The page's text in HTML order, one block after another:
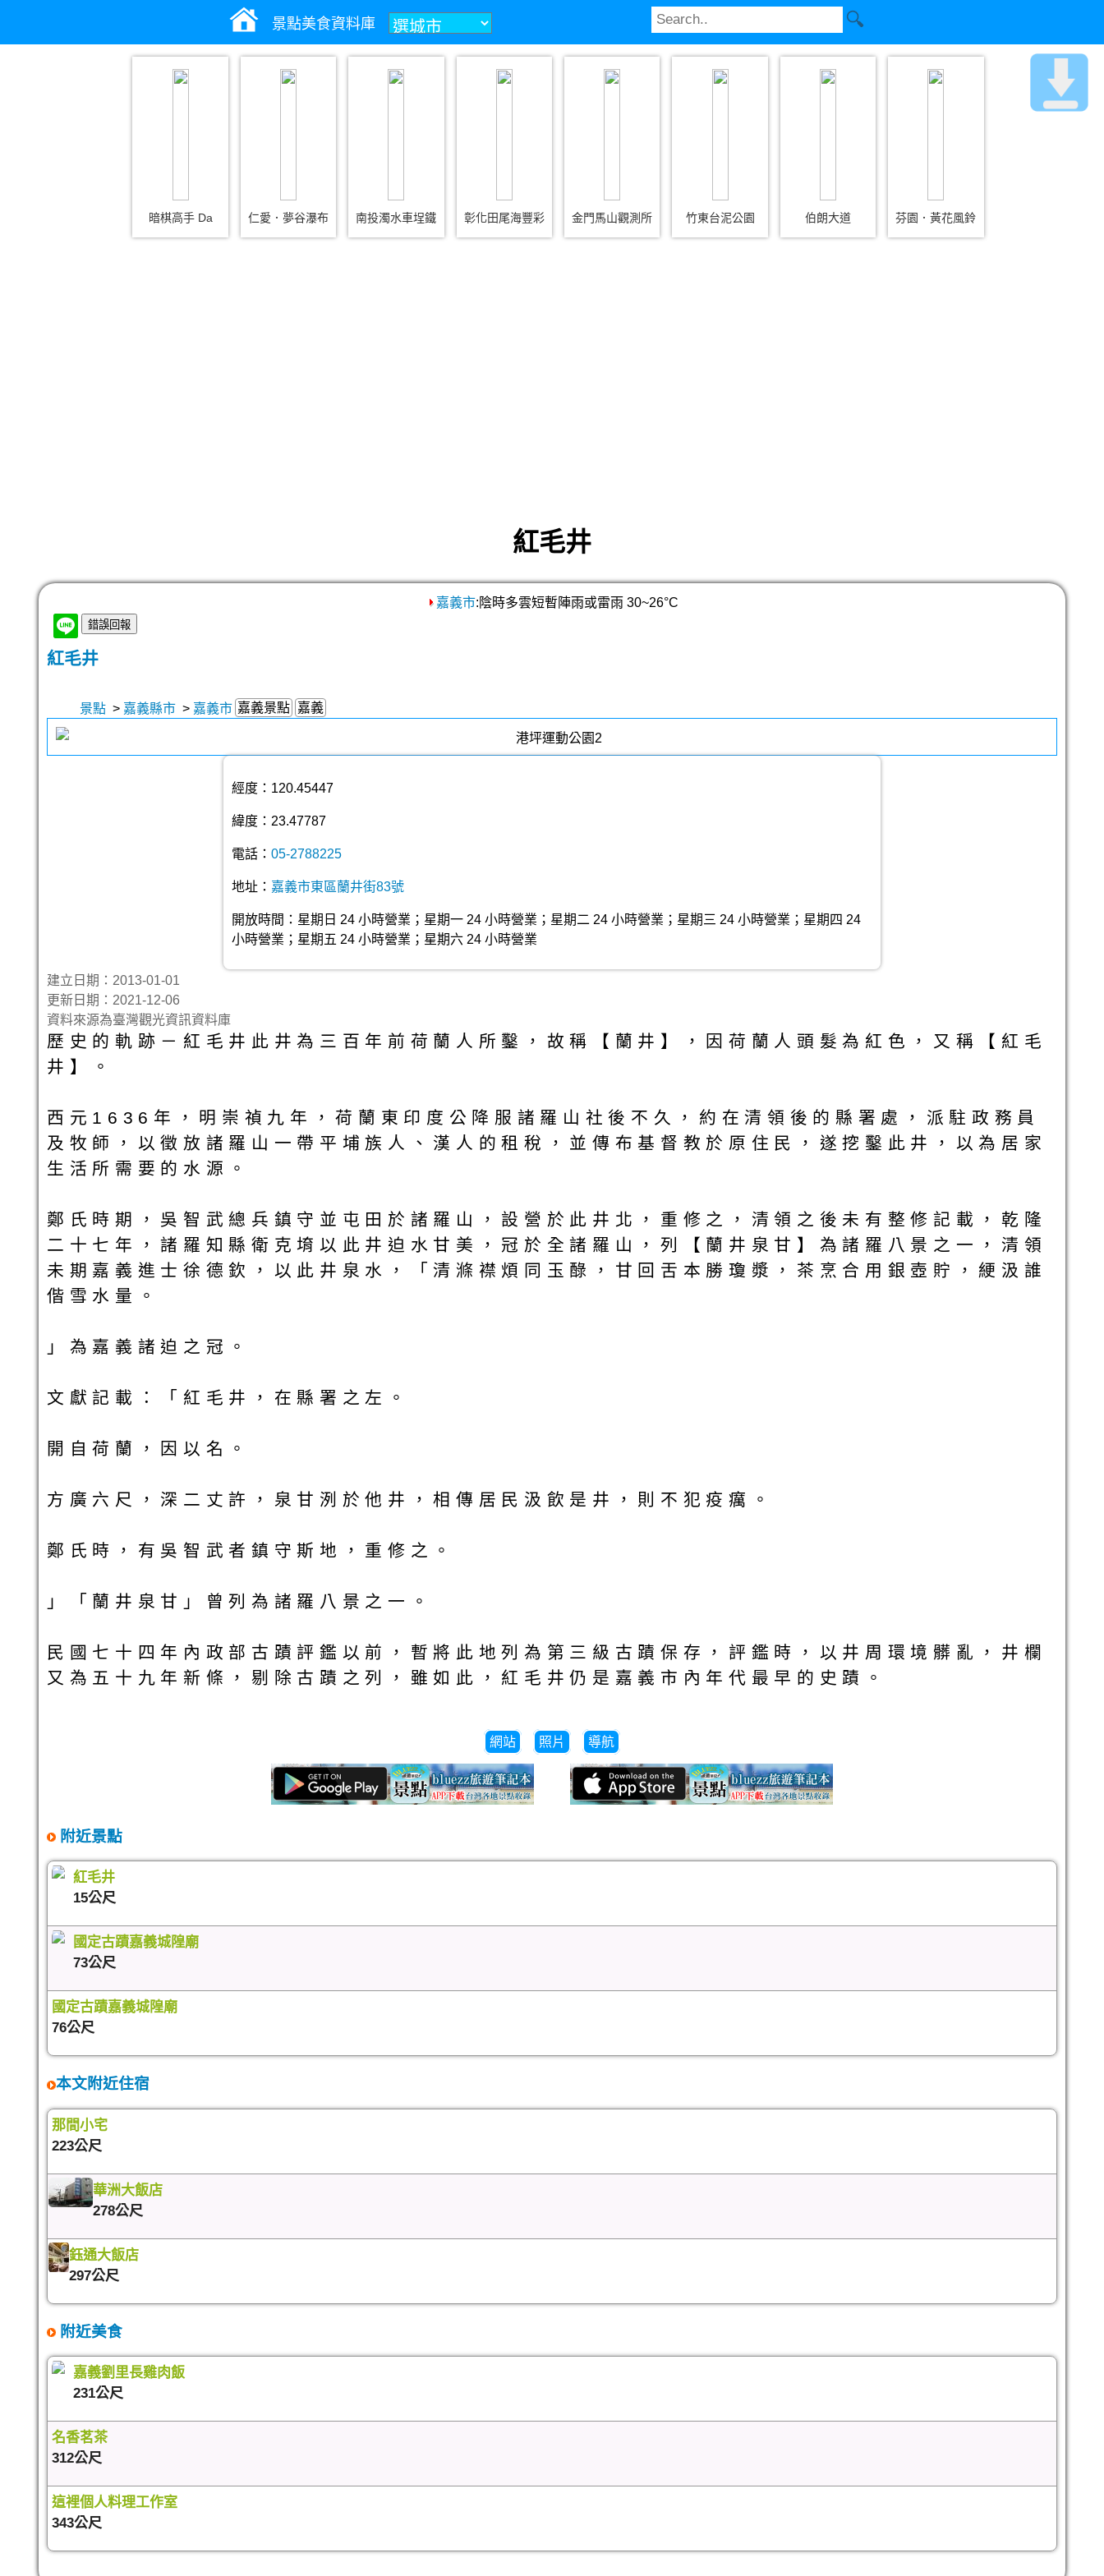
景點美食資料庫
暗棋高手 Da 仁愛．夢谷瀑布 南投濁水車埕鐵 彰化田尾海豐彩 金門馬山觀測所 竹東台泥公園 伯朗大道 芬園．黃花風鈴
紅毛井
嘉義市:陰時多雲短暫陣雨或雷雨 30~26°C
紅毛井
景點 > 嘉義縣市 > 嘉義市 嘉義景點 嘉義
經度：120.45447
緯度：23.47787
電話： 05-2788225
地址： 嘉義市東區蘭井街83號
開放時間：星期日 24 小時營業；星期一 24 小時營業；星期二 24 小時營業；星期三 24 小時營業；星期四 24
小時營業；星期五 24 小時營業；星期六 24 小時營業
建立日期：2013-01-01
更新日期：2021-12-06
資料來源為臺灣觀光資訊資料庫
歷史的軌跡－紅毛井此井為三百年前荷蘭人所鑿，故稱【蘭井】，因荷蘭人頭髮為紅色，又稱【紅毛
井】。
西元1636年，明崇禎九年，荷蘭東印度公降服諸羅山社後不久，約在清領後的縣署處，派駐政務員
及牧師，以徵放諸羅山一帶平埔族人、漢人的租稅，並傳布基督教於原住民，遂挖鑿此井，以為居家
生活所需要的水源。
鄭氏時期，吳智武總兵鎮守並屯田於諸羅山，設營於此井北，重修之，清領之後未有整修記載，乾隆
二十七年，諸羅知縣衛克堉以此井迫水甘美，冠於全諸羅山，列【蘭井泉甘】為諸羅八景之一，清領
未期嘉義進士徐德欽，以此井泉水，「清滌襟煩同玉醁，甘回舌本勝瓊漿，茶烹合用銀壺貯，綆汲誰
偕雪水量。
」為嘉義諸迫之冠。
文獻記載：「紅毛井，在縣署之左。
開自荷蘭，因以名。
方廣六尺，深二丈許，泉甘洌於他井，相傳居民汲飲是井，則不犯疫癘。
鄭氏時，有吳智武者鎮守斯地，重修之。
」「蘭井泉甘」曾列為諸羅八景之一。
民國七十四年內政部古蹟評鑑以前，暫將此地列為第三級古蹟保存，評鑑時，以井周環境髒亂，井欄
又為五十九年新條，剔除古蹟之列，雖如此，紅毛井仍是嘉義市內年代最早的史蹟。
網站 照片 導航
附近景點
紅毛井
15公尺
國定古蹟嘉義城隍廟
73公尺
國定古蹟嘉義城隍廟
76公尺
本文附近住宿
那間小宅
223公尺
華洲大飯店
278公尺
鈺通大飯店
297公尺
附近美食
嘉義劉里長雞肉飯
231公尺
名香茗茶
312公尺
這裡個人料理工作室
343公尺